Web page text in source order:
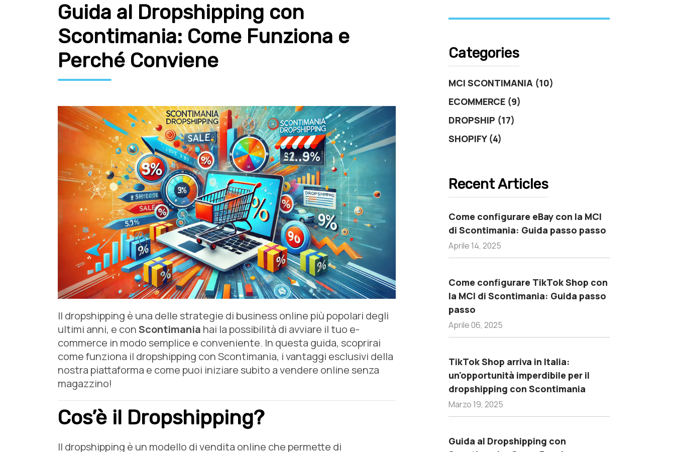
Guida al Dropshipping con
Scontimania: Come Funziona e
Perché Conviene
Il dropshipping è una delle strategie di business online più popolari degli
ultimi anni, e conScontimania hai la possibilità di avviare il tuo e-
commerce in modo semplice e conveniente. In questa guida, scoprirai
come funziona il dropshipping con Scontimania, i vantaggi esclusivi della
nostra piattaforma e come puoi iniziare subito a vendere online senza
magazzino!
Cos’è il Dropshipping?
Il dropshipping è un modello di vendita online che permette di
Categories
MCI SCONTIMANIA (10)
ECOMMERCE (9)
DROPSHIP (17)
SHOPIFY (4)
Recent Articles
Come configurare eBay con la MCI
di Scontimania: Guida passo passo
Aprile 14, 2025
Come configurare TikTok Shop con
la MCI di Scontimania: Guida passo
passo
Aprile 06, 2025
TikTok Shop arriva in Italia:
un'opportunità imperdibile per il
dropshipping con Scontimania
Marzo 19, 2025
Guida al Dropshipping con